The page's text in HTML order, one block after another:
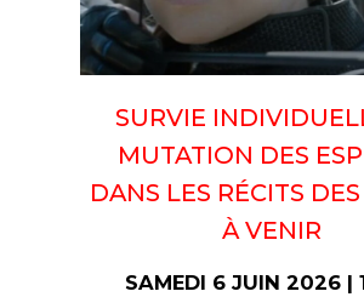
SURVIE
MUTATION DES
DANS LES RÉCITS
À VENIR
SAMEDI 6 JUIN 2026 |